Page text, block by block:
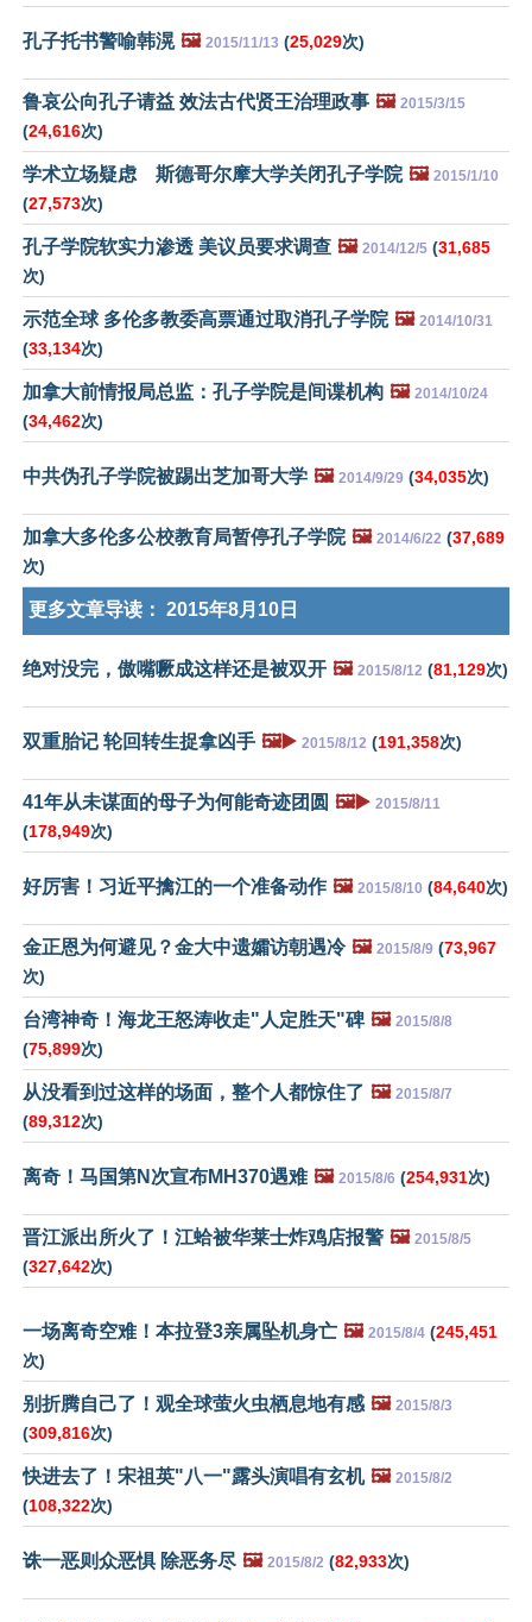
孔子托书警喻韩滉 🖼️ 2015/11/13 (25,029次)
鲁哀公向孔子请益 效法古代贤王治理政事 🖼️ 2015/3/15
(24,616次)
学术立场疑虑 斯德哥尔摩大学关闭孔子学院 🖼️ 2015/1/10
(27,573次)
孔子学院软实力渗透 美议员要求调查 🖼️ 2014/12/5 (31,685
次)
示范全球 多伦多教委高票通过取消孔子学院 🖼️ 2014/10/31
(33,134次)
加拿大前情报局总监：孔子学院是间谍机构 🖼️ 2014/10/24
(34,462次)
中共伪孔子学院被踢出芝加哥大学 🖼️ 2014/9/29 (34,035次)
加拿大多伦多公校教育局暂停孔子学院 🖼️ 2014/6/22 (37,689
次)
更多文章导读： 2015年8月10日
绝对没完，傲嘴噘成这样还是被双开 🖼️ 2015/8/12 (81,129次)
双重胎记 轮回转生捉拿凶手 🖼️▶️ 2015/8/12 (191,358次)
41年从未谋面的母子为何能奇迹团圆 🖼️▶️ 2015/8/11
(178,949次)
好厉害！习近平擒江的一个准备动作 🖼️ 2015/8/10 (84,640次)
金正恩为何避见？金大中遗孀访朝遇冷 🖼️ 2015/8/9 (73,967
次)
台湾神奇！海龙王怒涛收走"人定胜天"碑 🖼️ 2015/8/8
(75,899次)
从没看到过这样的场面，整个人都惊住了 🖼️ 2015/8/7
(89,312次)
离奇！马国第N次宣布MH370遇难 🖼️ 2015/8/6 (254,931次)
晋江派出所火了！江蛤被华莱士炸鸡店报警 🖼️ 2015/8/5
(327,642次)
一场离奇空难！本拉登3亲属坠机身亡 🖼️ 2015/8/4 (245,451
次)
别折腾自己了！观全球萤火虫栖息地有感 🖼️ 2015/8/3
(309,816次)
快进去了！宋祖英"八一"露头演唱有玄机 🖼️ 2015/8/2
(108,322次)
诛一恶则众恶惧 除恶务尽 🖼️ 2015/8/2 (82,933次)